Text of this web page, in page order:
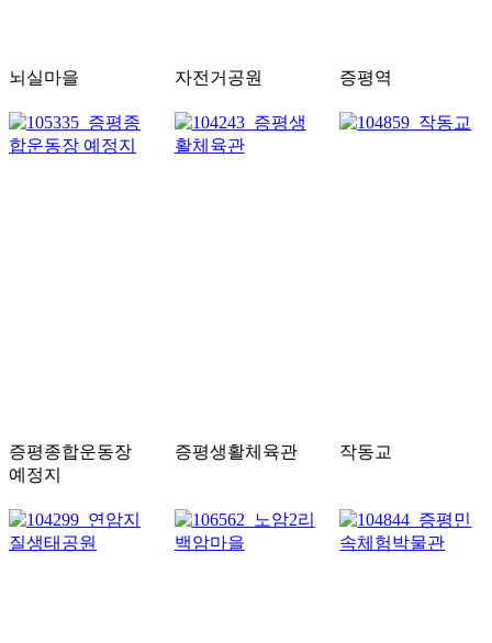
뇌실마을 자전거공원 증평역
증평종합운동장
예정지
증평생활체육관 작동교